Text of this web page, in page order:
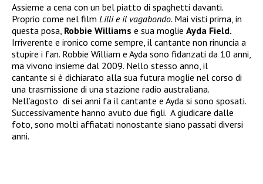
Assieme a cena con un bel piatto di spaghetti davanti.
Proprio come nel film Lilli e il vagabondo. Mai visti prima, in
questa posa, Robbie Williams e sua moglie Ayda Field.
Irriverente e ironico come sempre, il cantante non rinuncia a
stupire i fan. Robbie William e Ayda sono fidanzati da 10 anni,
ma vivono insieme dal 2009. Nello stesso anno, il
cantante si è dichiarato alla sua futura moglie nel corso di
una trasmissione di una stazione radio australiana.
Nell’agosto di sei anni fa il cantante e Ayda si sono sposati.
Successivamente hanno avuto due figli. A giudicare dalle
foto, sono molti affiatati nonostante siano passati diversi
anni.